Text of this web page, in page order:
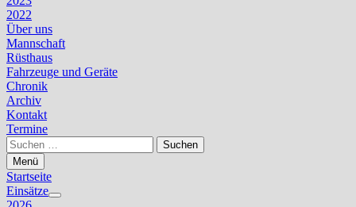
2022
Über uns
Mannschaft
Rüsthaus
Fahrzeuge und Geräte
Chronik
Archiv
Kontakt
Termine
Suchen
nach:
Menü
Startseite
Einsätze
Untermenü